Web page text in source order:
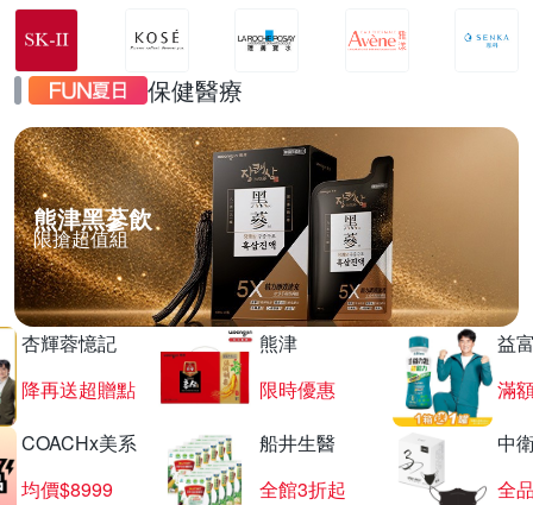
保健醫療
熊津黑蔘飲
限搶超值組
杏輝蓉憶記
降再送超贈點
熊津
限時優惠
益
滿
COACHx美系
均價$8999
船井生醫
全館3折起
中
全